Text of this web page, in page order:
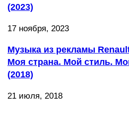
(2023)
17 ноября, 2023
Музыка из рекламы
Моя страна. Мой стиль.
(2018)
21 июля, 2018